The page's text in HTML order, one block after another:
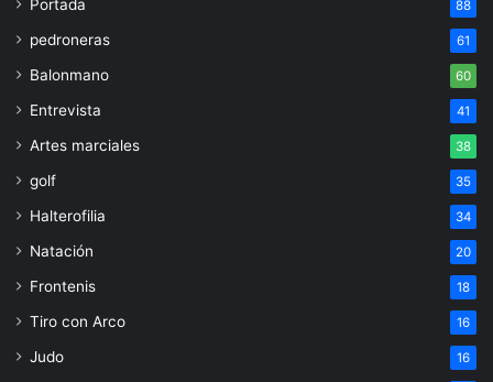
Portada 88
pedroneras 61
Balonmano 60
Entrevista 41
Artes marciales 38
golf 35
Halterofilia 34
Natación 20
Frontenis 18
Tiro con Arco 16
Judo 16